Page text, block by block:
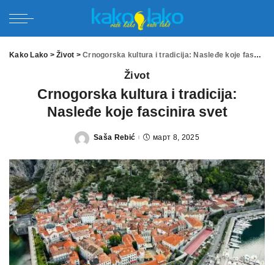
Kako Lako >Život >Crnogorska kultura i tradicija: Nasleđe koje fascinira svet
Život
Crnogorska kultura i tradicija:
Nasleđe koje fascinira svet
Posted
Saša Rebić март 8, 2025